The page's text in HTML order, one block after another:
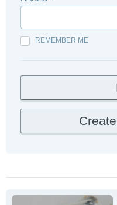
REMEMBER ME